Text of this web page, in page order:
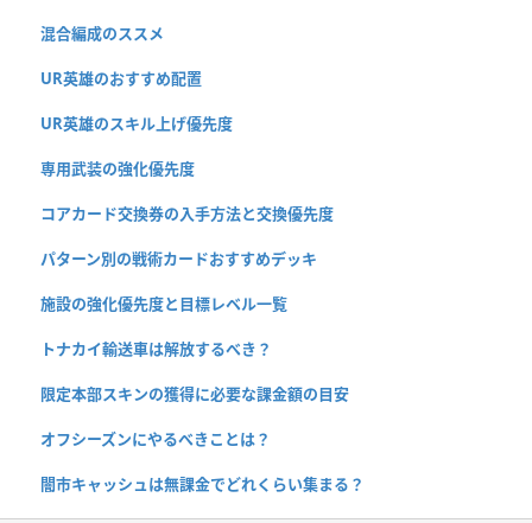
混合編成のススメ
UR英雄のおすすめ配置
UR英雄のスキル上げ優先度
専用武装の強化優先度
コアカード交換券の入手方法と交換優先度
パターン別の戦術カードおすすめデッキ
施設の強化優先度と目標レベル一覧
トナカイ輸送車は解放するべき？
限定本部スキンの獲得に必要な課金額の目安
オフシーズンにやるべきことは？
闇市キャッシュは無課金でどれくらい集まる？